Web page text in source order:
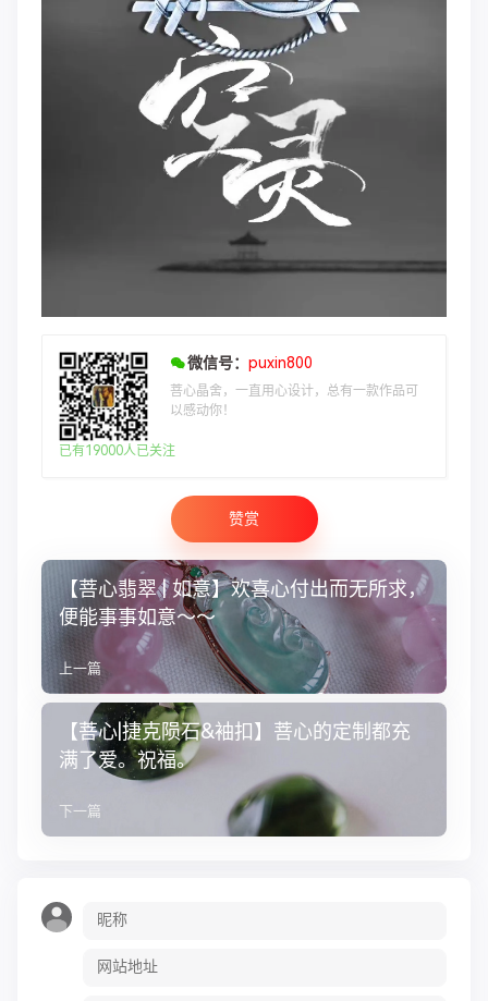
微信号： puxin800
菩心晶舍，一直用心设计，总有一款作品可
以感动你！
已有19000人已关注
赞赏
【菩心翡翠 | 如意】欢喜心付出而无所求，
便能事事如意～～
上一篇
【菩心|捷克陨石&袖扣】菩心的定制都充
满了爱。祝福。
下一篇